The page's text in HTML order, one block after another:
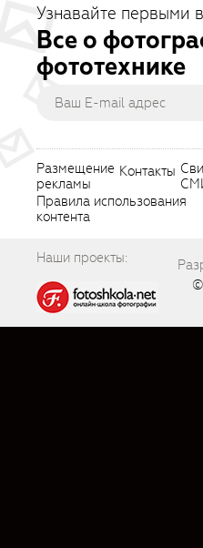
Узнавайте первыми
Все о
фототехнике
Размещение
рекламы
Контакты
Правила использования
контента
Наши проекты: